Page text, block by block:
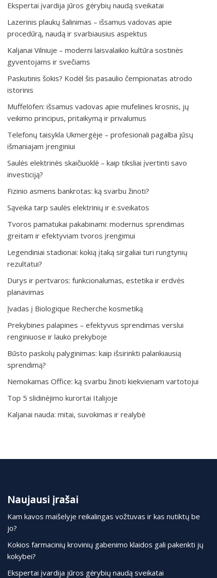
Ekspertai įvardija jūros gėrybių naudą sveikatai
Lazerinis plaukų šalinimas – išsamus vadovas apie
procedūrą, naudą ir svarbiausius aspektus
Kaljanai Vilniuje – moderni laisvalaikio kultūra sostinės
gyventojams ir svečiams
Paskutinis šokis? Kodėl šis pasaulio čempionatas atrodo
istorinis
Muffelöfen: išsamus vadovas apie mufelines krosnis, jų
veikimo principus, pritaikymą ir privalumus
Telefonų taisykla Ukmergėje – profesionali pagalba jūsų
išmaniajam įrenginiui
Saulės elektrinės skaičiuoklė – kaip tiksliai įvertinti savo
investiciją?
Fizinio asmens bankrotas: ką svarbu žinoti?
Sąveika tarp saulės elektrinių ir e.sveikatos
Tvoros pamatukai pakabinami: modernus sprendimas
greitam ir efektyviam tvoros įrengimui
Legendiniai stadionai: kokią įtaką sirgaliai turi rungtynių
rezultatui?
Durys ir pertvaros: funkcionalumas, estetika ir erdvės
planavimas
Įvadas į Biologique Recherche kosmetiką
Prekybines palapines – efektyvus sprendimas verslui
renginiuose ir lauko prekyboje
Būsto paskolų palyginimas: kaip išsirinkti palankiausią
sprendimą?
Nemokamas Office: ką svarbu žinoti kiekvienam vartotojui
Top 5 slidinėjimo kurortai Italijoje
Kaljanai nauda: mitai, suvokimas ir realybė
Naujausi įrašai
Kam kavos maišelyje reikalingas vožtuvas ir kas nutiktų be
jo?
Kokios farmacinių krovinių gabenimo klaidos gali pakenkti jų
kokybei?
Ekspertai įvardija jūros gėrybių naudą sveikatai